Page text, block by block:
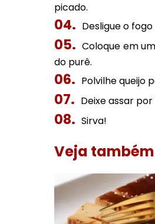
picado.
Desligue o
Coloque em
do purê.
Polvilhe queijo
Deixe assar por
Sirva!
Veja também